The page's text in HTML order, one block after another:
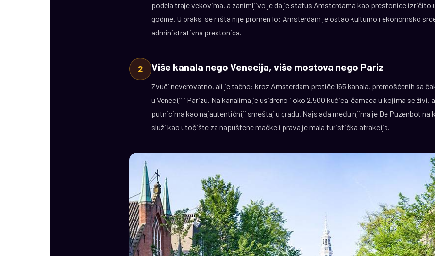
podela traje vekovima, a zanimljivo je da je status Amsterdama kao prestonice izričito
godine. U praksi se ništa nije promenilo: Amsterdam je ostao kulturno i ekonomsko
administrativna prestonica.
2 Više kanala nego Venecija, više mostova nego Pariz
Zvuči neverovatno, ali je tačno: kroz Amsterdam protiče 165 kanala, premošćenih sa
u Veneciji i Parizu. Na kanalima je usidreno i oko 2.500 kućica-čamaca u kojima se živi,
putnicima kao najautentičniji smeštaj u gradu. Najslađa među njima je De Puzenbot na
služi kao utočište za napuštene mačke i prava je mala turistička atrakcija.